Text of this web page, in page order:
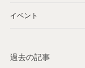
イベント
過去の記事